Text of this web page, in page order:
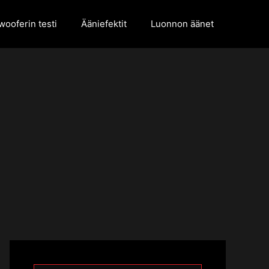
testi Ääniefektit Luonnon äänet